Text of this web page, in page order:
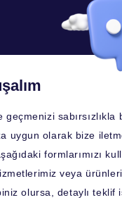
sabırsızlıkla
uygun olarak bize
formlarımızı
veya
olursa, detaylı teklif